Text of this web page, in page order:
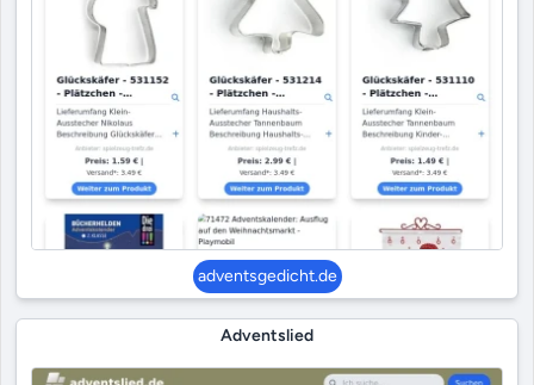
adventsgedicht.de
Adventslied